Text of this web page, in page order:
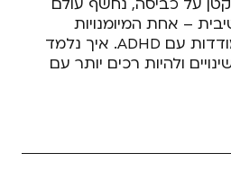
– אחת המיומנויות
הקריטיות ביותר בהתמודדות עם ADHD. איך נלמד
ולהיות רכים יותר עם